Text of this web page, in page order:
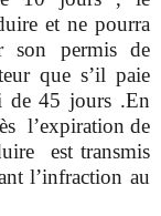
et ne pourra
son permis de
que s’il paie
de 45 jours .En
l’expiration de
est transmis
l’infraction au